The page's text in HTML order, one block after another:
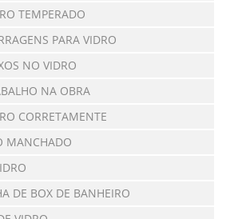
TEMPERADO
PARA VIDRO
NO VIDRO
NA OBRA
CORRETAMENTE
MANCHADO
DE BOX DE BANHEIRO